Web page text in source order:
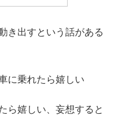
き出すという話がある
に乗れたら嬉しい
ら嬉しい、妄想すると